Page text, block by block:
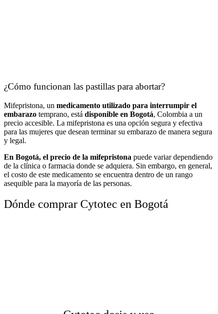
¿Cómo funcionan las pastillas para abortar?
Mifepristona, un medicamento utilizado para interrumpir el
embarazo temprano, está disponible en Bogotá, Colombia a un
precio accesible. La mifepristona es una opción segura y efectiva
para las mujeres que desean terminar su embarazo de manera segura
y legal.
En Bogotá, el precio de la mifepristona puede variar dependiendo
de la clínica o farmacia donde se adquiera. Sin embargo, en general,
el costo de este medicamento se encuentra dentro de un rango
asequible para la mayoría de las personas.
Dónde comprar Cytotec en Bogotá